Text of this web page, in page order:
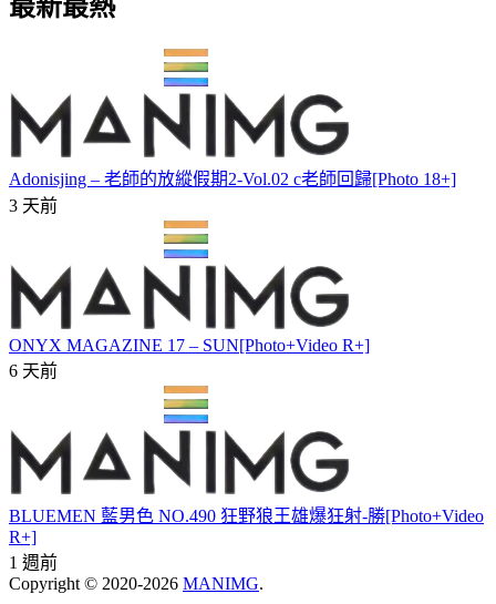
最新最熱
Adonisjing – 老師的放縱假期2-Vol.02 c老師回歸[Photo 18+]
3 天前
ONYX MAGAZINE 17 – SUN[Photo+Video R+]
6 天前
BLUEMEN 藍男色 NO.490 狂野狼王雄爆狂射-勝[Photo+Video
R+]
1 週前
Copyright © 2020-2026 MANIMG.